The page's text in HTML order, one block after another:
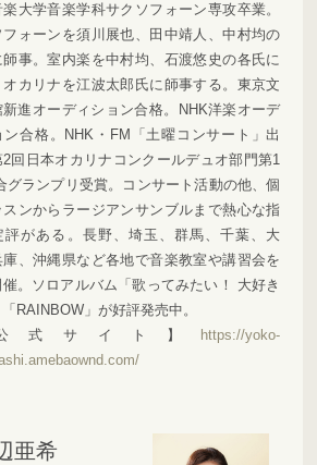
大学音楽学科サクソフォーン専攻卒業。
フォーンを須川展也、田中靖人、中村均の
事。室内楽を中村均、石渡悠史の各氏に
カリナを江波太郎氏に師事する。東京文
進オーディション合格。NHK洋楽オーデ
ン合格。NHK・FM「土曜コンサート」出
回日本オカリナコンクールデュオ部門第1
グランプリ受賞。コンサート活動の他、個
スンからラージアンサンブルまで熱心な指
評がある。長野、埼玉、群馬、千葉、大
庫、沖縄県など各地で音楽教室や講習会を
催。ソロアルバム「歌ってみたい！ 大好き
RAINBOW」が好評発売中。
式サイト】
https://yoko-
亜希